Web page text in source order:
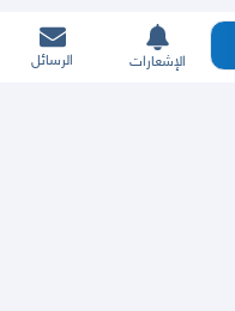
الإشعارات الرسائل